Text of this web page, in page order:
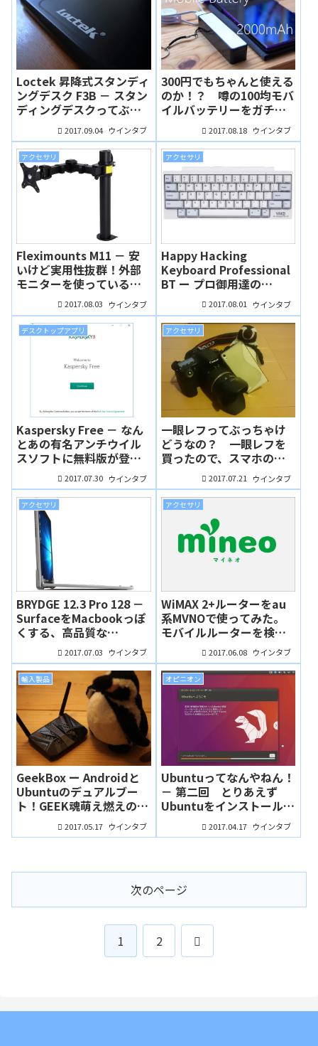
Loctek 昇降式スタンディ
ングデスク F3B － スタン
ディングデスクってぶっ
ちゃけどうなの？１ヶ月
試用してみました（実機
レビュー：ふんぼ）
2017.09.04 ウインタブ
300円でもちゃんと使える
のか！？ 噂の100均モバ
イルバッテリーをガチレ
ビューしてみた（実機レ
ビュー：ふんぼ）
2017.08.18 ウインタブ
アクセサリ
Fleximounts M11 － 安
いけど実用性抜群！外部
モニターを使っている人
におすすめの低価格なモ
ニターアーム（実機レビ
ュー：ふんぼ）
2017.08.03 ウインタブ
アクセサリ
Happy Hacking
Keyboard Professional
BT ー プロ御用達の
Bluetoothキーボード
値段もプロ級、でもめっ
ちゃ欲しい！（ふんぼ）
2017.08.01 ウインタブ
デスクトップアプリ
Kaspersky Free － なん
とあの有名アンチウイル
スソフトに無料版が登
場！日本での公開は10月
から（ふんぼ）
2017.07.30 ウインタブ
アクセサリ
一眼レフってぶっちゃけ
どうなの？ 一眼レフを
買ったので、スマホのカ
メラと比較してみた（ふ
んぼ）
2017.07.21 ウインタブ
アクセサリ
BRYDGE 12.3 Pro 128 －
SurfaceをMacbookっぽ
くする、高品質な
Bluetoothキーボード。
しかもSSD内蔵！（ふん
ぼ）
2017.07.03 ウインタブ
アクセサリ
WiMAX 2+ルーターをau
系MVNOで使ってみた。
モバイルルーターを検討
している人におすすめ！
（ふんぼ）2017.06.08 ウインタブ
輸入製品
GeekBox ー Androidと
Ubuntuのデュアルブー
ト！GEEK魂萌え燃えの
TVBox「ただものではな
いッ！」（実機レビュ
2017.05.17 ウインタブ
オピニオン
Ubuntuってなんやねん！
－ 第二回 とりあえず
Ubuntuをインストールし
てみた（ふんぼ）
2017.04.17 ウインタブ
次のページ
1 2
次